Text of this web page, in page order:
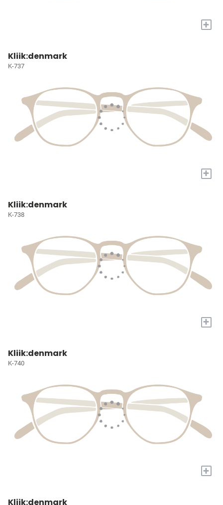
+
Kliik:denmark
K-737
+
Kliik:denmark
K-738
+
Kliik:denmark
K-740
+
Kliik:denmark